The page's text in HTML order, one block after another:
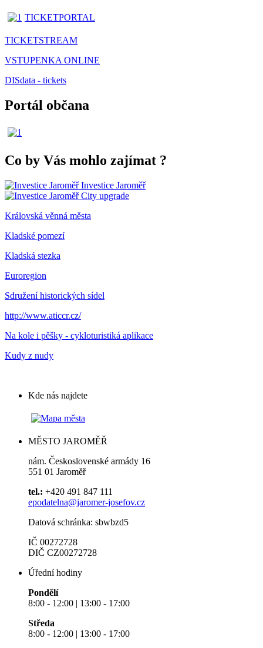
TICKETPORTAL
TICKETSTREAM
VSTUPENKA ONLINE
DISdata - tickets
Portál občana
Co by Vás mohlo zajímat ?
Investice Jaroměř
City upgrade
Královská věnná města
Kladské pomezí
Kladská stezka
Euroregion
Sdružení historických sídel
http://www.aticcr.cz/
Na kole i pěšky - cykloturistiká aplikace
Kudy z nudy
Kde nás najdete
MĚSTO JAROMĚŘ
nám. Československé armády 16
551 01 Jaroměř
tel.: +420 491 847 111
epodatelna@jaromer-josefov.cz
Datová schránka: sbwbzd5
IČ 00272728
DIČ CZ00272728
Úřední hodiny
Pondělí
8:00 - 12:00 | 13:00 - 17:00
Středa
8:00 - 12:00 | 13:00 - 17:00